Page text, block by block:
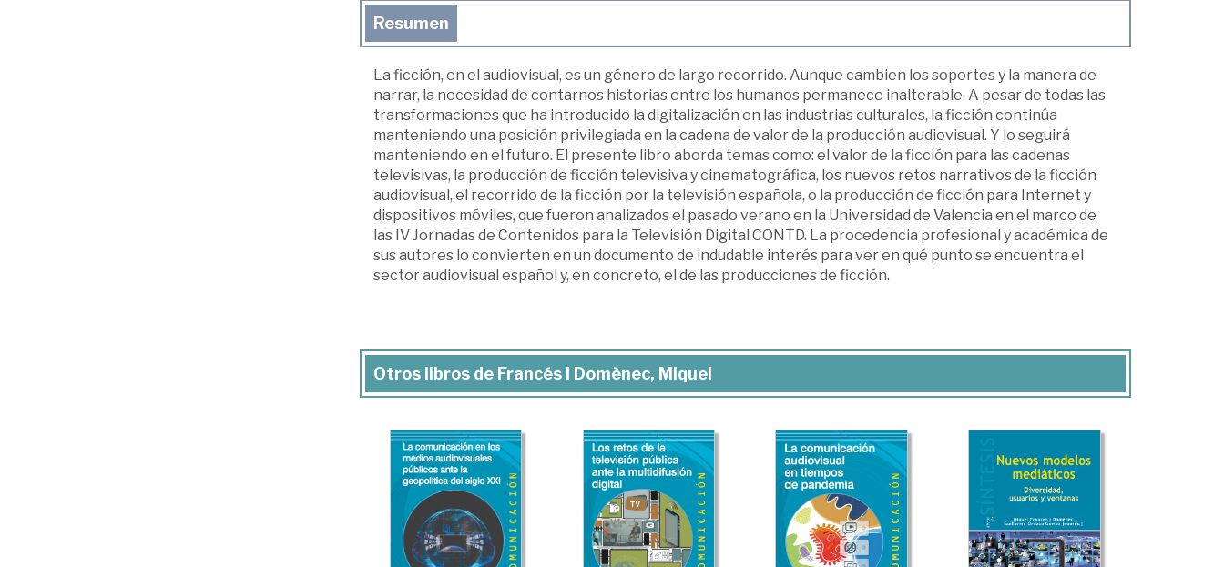
Resumen
La ficción, en el audiovisual, es un género de largo recorrido. Aunque cambien los soportes y la manera de
narrar, la necesidad de contarnos historias entre los humanos permanece inalterable. A pesar de todas las
transformaciones que ha introducido la digitalización en las industrias culturales, la ficción continúa
manteniendo una posición privilegiada en la cadena de valor de la producción audiovisual. Y lo seguirá
manteniendo en el futuro. El presente libro aborda temas como: el valor de la ficción para las cadenas
televisivas, la producción de ficción televisiva y cinematográfica, los nuevos retos narrativos de la ficción
audiovisual, el recorrido de la ficción por la televisión española, o la producción de ficción para Internet y
dispositivos móviles, que fueron analizados el pasado verano en la Universidad de Valencia en el marco de
las IV Jornadas de Contenidos para la Televisión Digital CONTD. La procedencia profesional y académica de
sus autores lo convierten en un documento de indudable interés para ver en qué punto se encuentra el
sector audiovisual español y, en concreto, el de las producciones de ficción.
Otros libros de Francés i Domènec, Miquel